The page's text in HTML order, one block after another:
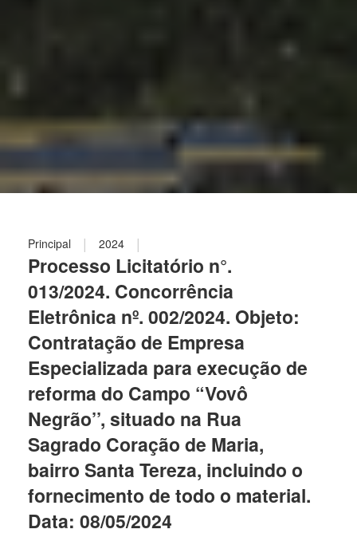
Principal | 2024 |
Processo Licitatório n°.
013/2024. Concorrência
Eletrônica nº. 002/2024. Objeto:
Contratação de Empresa
Especializada para execução de
reforma do Campo “Vovô
Negrão’’, situado na Rua
Sagrado Coração de Maria,
bairro Santa Tereza, incluindo o
fornecimento de todo o material.
Data: 08/05/2024